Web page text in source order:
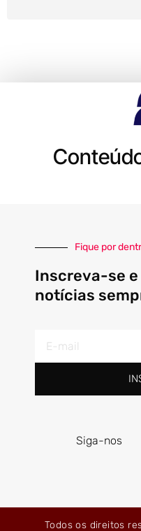
Fique por
Inscreva-se
notícias
mail
Siga-nos
Todos os direitos